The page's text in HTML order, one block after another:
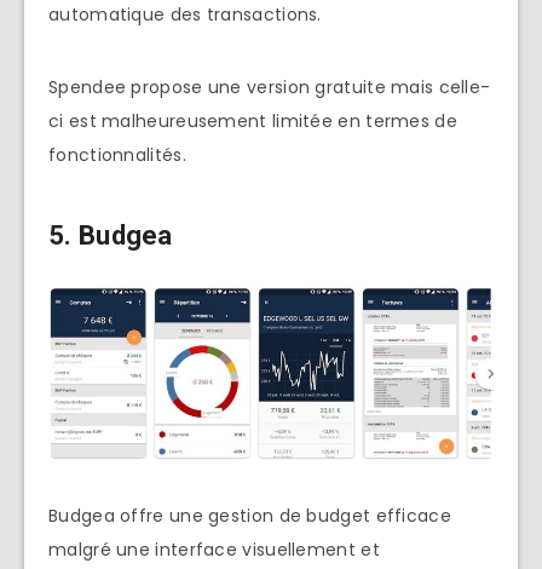
automatique des transactions.
Spendee propose une version gratuite mais celle-
ci est malheureusement limitée en termes de
fonctionnalités.
5. Budgea
Budgea offre une gestion de budget efficace
malgré une interface visuellement et